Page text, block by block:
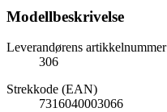
Modellbeskrivelse
Leverandørens artikkelnummer
306
Strekkode (EAN)
7316040003066